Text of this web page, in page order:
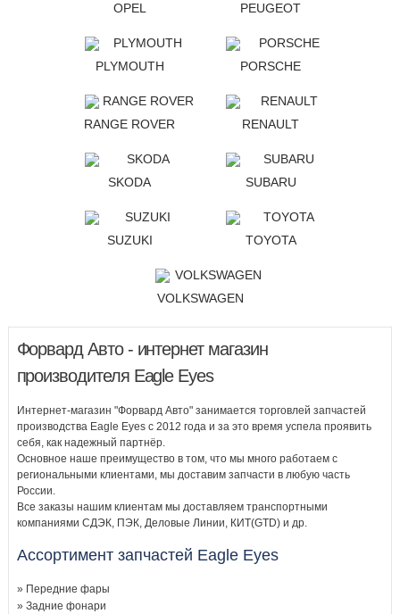
OPEL PEUGEOT
PLYMOUTH PORSCHE
RANGE ROVER RENAULT
SKODA SUBARU
SUZUKI TOYOTA
VOLKSWAGEN
Форвард Авто - интернет магазин
производителя Eagle Eyes
Интернет-магазин "Форвард Авто" занимается торговлей запчастей
производства Eagle Eyes с 2012 года и за это время успела проявить
себя, как надежный партнёр.
Основное наше преимущество в том, что мы много работаем с
региональными клиентами, мы доставим запчасти в любую часть
России.
Все заказы нашим клиентам мы доставляем транспортными
компаниями СДЭК, ПЭК, Деловые Линии, КИТ(GTD) и др.
Ассортимент запчастей Eagle Eyes
» Передние фары
» Задние фонари